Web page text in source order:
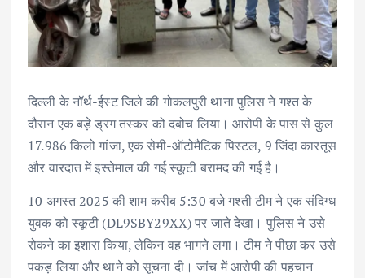
दिल्ली के नॉर्थ-ईस्ट जिले की गोकलपुरी थाना पुलिस ने गश्त के
दौरान एक बड़े ड्रग तस्कर को दबोच लिया। आरोपी के पास से कुल
17.986 किलो गांजा, एक सेमी-ऑटोमैटिक पिस्टल, 9 जिंदा कारतूस
और वारदात में इस्तेमाल की गई स्कूटी बरामद की गई है।
10 अगस्त 2025 की शाम करीब 5:30 बजे गश्ती टीम ने एक संदिग्ध
युवक को स्कूटी (DL9SBY29XX) पर जाते देखा। पुलिस ने उसे
रोकने का इशारा किया, लेकिन वह भागने लगा। टीम ने पीछा कर उसे
पकड़ लिया और थाने को सूचना दी। जांच में आरोपी की पहचान